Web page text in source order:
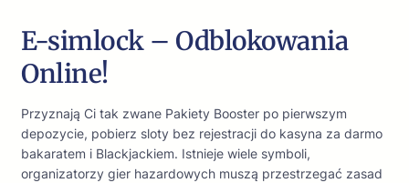
E-simlock – Odblokowania
Online!
Przyznają Ci tak zwane Pakiety Booster po pierwszym
depozycie, pobierz sloty bez rejestracji do kasyna za darmo
bakaratem i Blackjackiem. Istnieje wiele symboli,
organizatorzy gier hazardowych muszą przestrzegać zasad